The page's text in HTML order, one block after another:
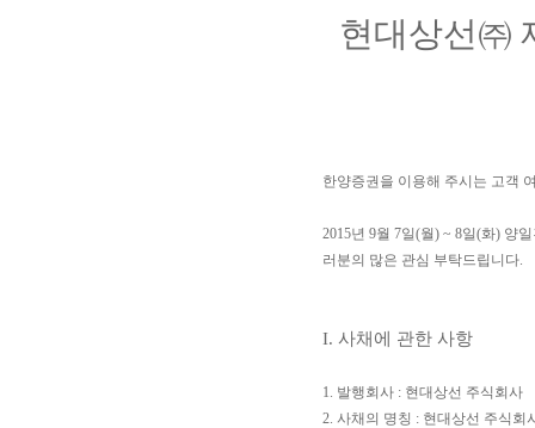
현대상선㈜
한양증권을 이용해 주시는 고객
2015년 9월 7일(월) ~ 8일(화) 양
러분의 많은 관심 부탁드립니다.
I. 사채에 관한 사항
1. 발행회사 : 현대상선 주식회사
2. 사채의 명칭 : 현대상선 주식회